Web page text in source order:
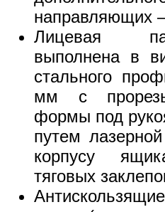
направляющих
Лицевая
выполнена в
стального
мм с
формы под
путем
корпусу
тяговых